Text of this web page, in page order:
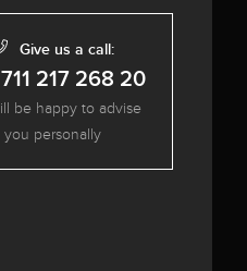
Give us a call:
217 268 20
be happy to advise
you personally